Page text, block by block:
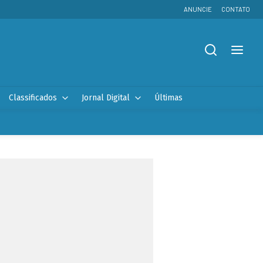
ANUNCIE CONTATO
Classificados Jornal Digital Últimas